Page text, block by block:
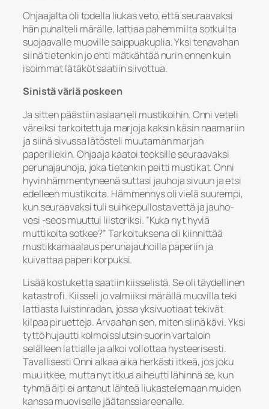
Ohjaajalta oli todella liukas veto, että seuraavaksi
hän puhalteli märälle, lattiaa pahemmilta sotkuilta
suojaavalle muoville saippuakuplia. Yksi tenavahan
siinä tietenkin jo ehti mätkähtää nurin ennen kuin
isoimmat lätäköt saatiin siivottua.
Sinistä väriä poskeen
Ja sitten päästiin asiaan eli mustikoihin. Onni veteli
väreiksi tarkoitettuja marjoja kaksin käsin naamariin
ja siinä sivussa lätösteli muutaman marjan
paperillekin. Ohjaaja kaatoi teoksille seuraavaksi
perunajauhoja, joka tietenkin peitti mustikat. Onni
hyvin hämmentyneenä suttasi jauhoja sivuun ja etsi
edelleen mustikoita. Hämmennys oli vielä suurempi,
kun seuraavaksi tuli suihkepullosta vettä ja jauho-
vesi -seos muuttui liisteriksi. ”Kuka nyt hyviä
muttikoita sotkee?” Tarkoituksena oli kiinnittää
mustikkamaalaus perunajauhoilla paperiin ja
kuivattaa paperi korpuksi.
Lisää kostuketta saatiin kiisselistä. Se oli täydellinen
katastrofi. Kiisseli jo valmiiksi märällä muovilla teki
lattiasta luistinradan, jossa yksivuotiaat tekivät
kilpaa piruetteja. Arvaahan sen, miten siinä kävi. Yksi
tyttö hujautti kolmoisslutsin suorin vartaloin
selälleen lattialle ja alkoi vollottaa hysteerisesti.
Tavallisesti Onni alkaa aika herkästi itkeä, jos joku
muu itkee, mutta nyt itkua aiheutti lähinnä se, kun
tyhmä äiti ei antanut lähteä liukastelemaan muiden
kanssa muoviselle jäätanssiareenalle.